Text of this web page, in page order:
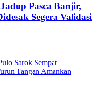
Pasca Banjir,
Segera Validasi